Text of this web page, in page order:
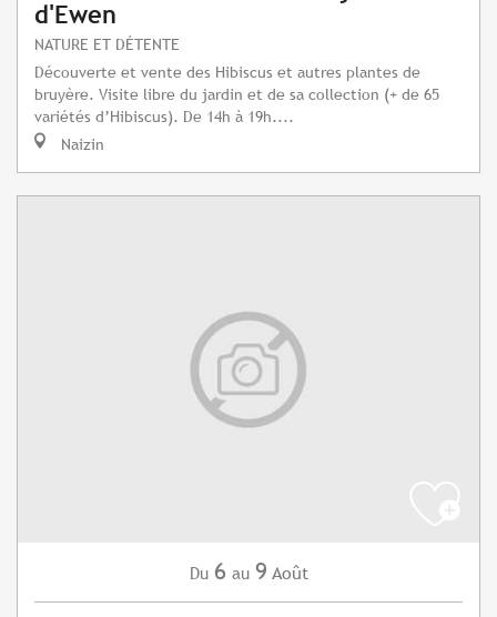
d'Ewen
NATURE ET DÉTENTE
Découverte et vente des Hibiscus et autres plantes de
bruyère. Visite libre du jardin et de sa collection (+ de 65
variétés d’Hibiscus). De 14h à 19h....
Naizin
Du 6 au 9 Août